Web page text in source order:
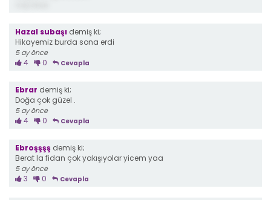
Hazal subaşı demiş ki;
Hikayemiz burda sona erdi
5 ay önce
4 0 Cevapla
Ebrar demiş ki;
Doğa çok güzel .
5 ay önce
4 0 Cevapla
Ebroşşşş demiş ki;
Berat la fidan çok yakışıyolar yicem yaa
5 ay önce
3 0 Cevapla